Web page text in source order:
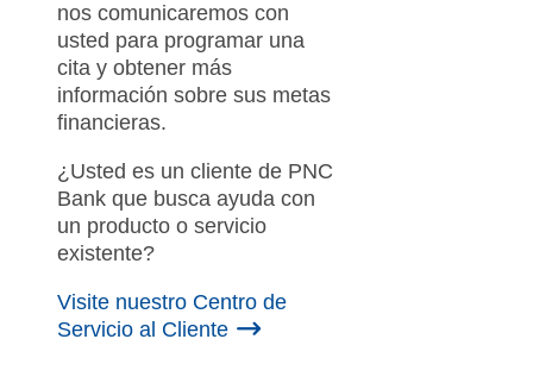
nos comunicaremos con
usted para programar una
cita y obtener más
información sobre sus metas
financieras.
¿Usted es un cliente de PNC
Bank que busca ayuda con
un producto o servicio
existente?
Visite nuestro Centro de
Servicio al Cliente